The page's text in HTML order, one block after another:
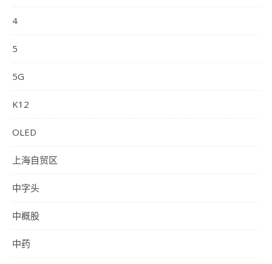
4
5
5G
K12
OLED
上海自贸区
中字头
中概股
中药